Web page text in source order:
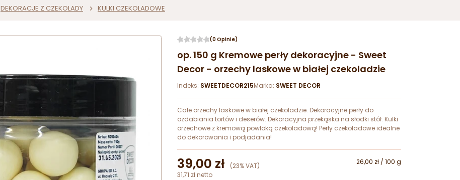
DEKORACJE Z CZEKOLADY KULKI CZEKOLADOWE
(0 Opinie)
op. 150 g Kremowe perły dekoracyjne - Sweet
Decor - orzechy laskowe w białej czekoladzie
Indeks: SWEETDECOR215Marka: SWEET DECOR
Całe orzechy laskowe w białej czekoladzie. Dekoracyjne perły do
ozdabiania tortów i deserów. Dekoracyjna przekąska na słodki stół. Kulki
orzechowe z kremową powłoką czekoladową! Perły czekoladowe idealne
do dekorowania i podjadania!
39,00 zł (23% VAT)
26,00 zł / 100 g
31,71 zł netto